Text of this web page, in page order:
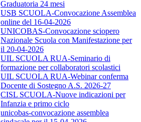
Graduatoria 24 mesi
USB SCUOLA-Convocazione Assemblea
online del 16-04-2026
UNICOBAS-Convocazione sciopero
Nazionale Scuola con Manifestazione per
il 20-04-2026
UIL SCUOLA RUA-Seminario di
formazione per collaboratori scolastici
UIL SCUOLA RUA-Webinar conferma
Docente di Sostegno A.S. 2026-27
CISL SCUOLA-Nuove indicazioni per
Infanzia e primo ciclo
unicobas-convocazione assemblea